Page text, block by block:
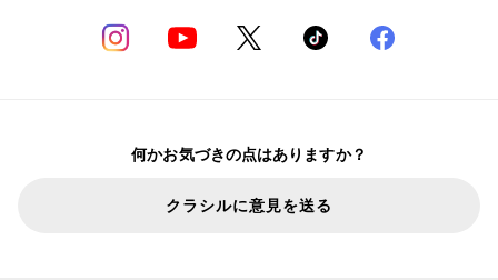
何かお気づきの点はありますか？
クラシルに意見を送る